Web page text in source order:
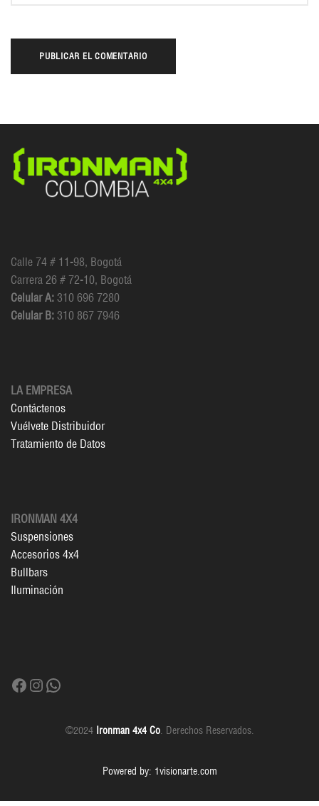
Calle 74 # 11-98, Bogotá
Carrera 26 # 72-10, Bogotá
Celular A: 310 696 7280
Celular B: 310 867 7946
LA EMPRESA
Contáctenos
Vuélvete Distribuidor
Tratamiento de Datos
IRONMAN 4X4
Suspensiones
Accesorios 4x4
Bullbars
Iluminación
Facebook
Instagram
WhatsApp
©2024 Ironman 4x4 Co. Derechos Reservados.
Powered by: 1visionarte.com